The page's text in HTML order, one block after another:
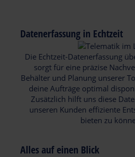
Datenerfassung in Echtzeit
Die Echtzeit-Datenerfassung
sorgt für eine präzise
Behälter und Planung unserer
deine Aufträge optimal
Zusätzlich hilft uns diese
unseren Kunden effiziente
bieten zu
Alles auf einen Blick